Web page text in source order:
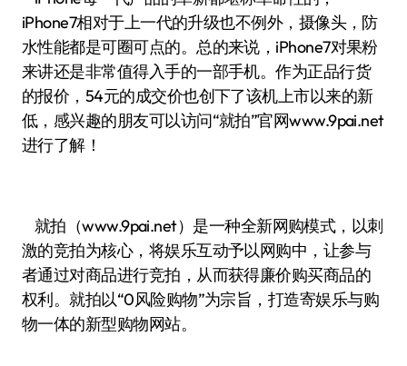
iPhone7相对于上一代的升级也不例外，摄像头，防
水性能都是可圈可点的。总的来说，iPhone7对果粉
来讲还是非常值得入手的一部手机。作为正品行货
的报价，54元的成交价也创下了该机上市以来的新
低，感兴趣的朋友可以访问“就拍”官网www.9pai.net
进行了解！
就拍（www.9pai.net）是一种全新网购模式，以刺
激的竞拍为核心，将娱乐互动予以网购中，让参与
者通过对商品进行竞拍，从而获得廉价购买商品的
权利。就拍以“0风险购物”为宗旨，打造寄娱乐与购
物一体的新型购物网站。